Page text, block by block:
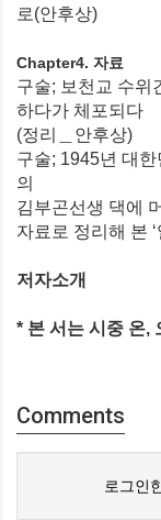
로(안후상)
Chapter4. 자료
구술; 보천교 수위
하다가 체포되다
(정리＿안후상)
구술; 1945년 대
의
김부곤선생 댁에
자료로 정리해 본
저자소개
* 본 서는 시중 온,
Comments
로그인